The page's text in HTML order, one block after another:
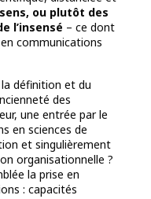
ou plutôt des
l’insensé – ce dont
communications
définition et du
des
une entrée par le
en sciences de
et singulièrement
organisationnelle ?
la prise en
: capacités